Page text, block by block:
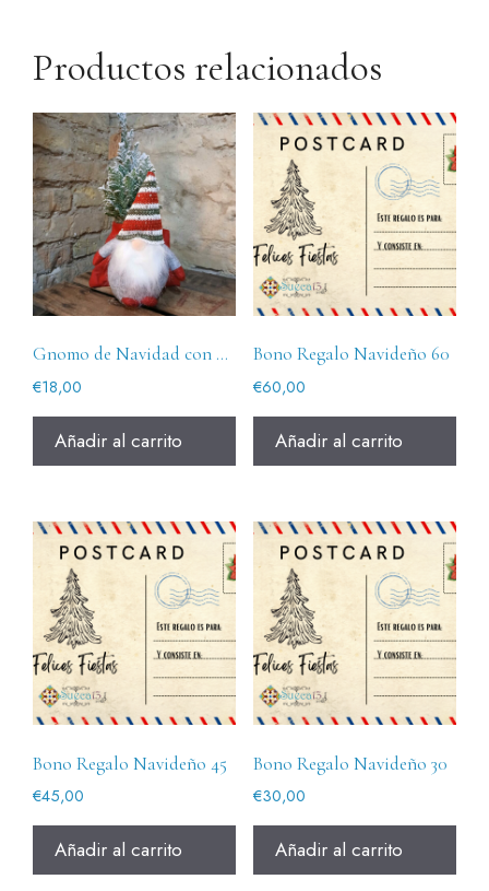
Productos relacionados
Gnomo de Navidad con arbolito natural
€18,00
Añadir al carrito
Bono Regalo Navideño 60
€60,00
Añadir al carrito
Bono Regalo Navideño 45
€45,00
Añadir al carrito
Bono Regalo Navideño 30
€30,00
Añadir al carrito